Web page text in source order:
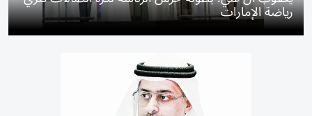
رياضة الإمارات